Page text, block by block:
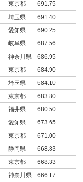
東京都
691.75
埼玉県
691.40
愛知県
690.25
岐阜県
687.56
神奈川県
686.95
東京都
684.90
埼玉県
684.10
東京都
683.80
福井県
680.50
愛知県
673.65
東京都
671.00
静岡県
668.83
東京都
668.33
神奈川県
666.17